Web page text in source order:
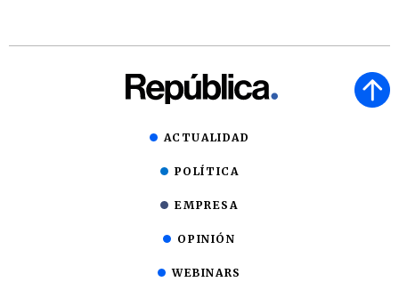
ACTUALIDAD
POLÍTICA
EMPRESA
OPINIÓN
WEBINARS